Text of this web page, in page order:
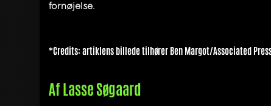
fornøjelse.
*Credits: artiklens billede tilhører Ben Margot/Associated
AfLasse Søgaard